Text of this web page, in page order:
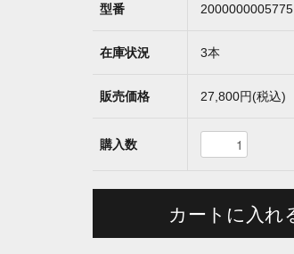
型番 2000000005775
在庫状況 3本
販売価格 27,800円(税込)
購入数